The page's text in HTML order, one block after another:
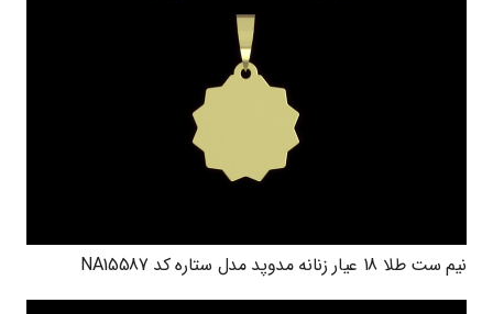
نیم ست طلا 18 عیار زنانه مدوپد مدل ستاره کد NA15587